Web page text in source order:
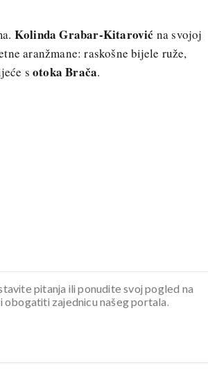
Kolinda Grabar-Kitarović na svojoj
aranžmane: raskošne bijele ruže,
s otoka Brača.
pitanja ili ponudite svoj pogled na
zajednicu našeg portala.